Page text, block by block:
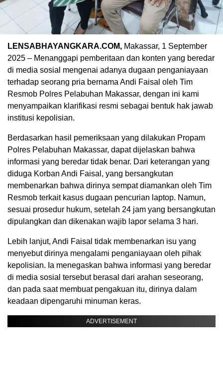
LENSABHAYANGKARA.COM, Makassar, 1 September
2025 – Menanggapi pemberitaan dan konten yang beredar
di media sosial mengenai adanya dugaan penganiayaan
terhadap seorang pria bernama Andi Faisal oleh Tim
Resmob Polres Pelabuhan Makassar, dengan ini kami
menyampaikan klarifikasi resmi sebagai bentuk hak jawab
institusi kepolisian.
Berdasarkan hasil pemeriksaan yang dilakukan Propam
Polres Pelabuhan Makassar, dapat dijelaskan bahwa
informasi yang beredar tidak benar. Dari keterangan yang
diduga Korban Andi Faisal, yang bersangkutan
membenarkan bahwa dirinya sempat diamankan oleh Tim
Resmob terkait kasus dugaan pencurian laptop. Namun,
sesuai prosedur hukum, setelah 24 jam yang bersangkutan
dipulangkan dan dikenakan wajib lapor selama 3 hari.
Lebih lanjut, Andi Faisal tidak membenarkan isu yang
menyebut dirinya mengalami penganiayaan oleh pihak
kepolisian. Ia menegaskan bahwa informasi yang beredar
di media sosial tersebut berasal dari arahan seseorang,
dan pada saat membuat pengakuan itu, dirinya dalam
keadaan dipengaruhi minuman keras.
ADVERTISEMENT